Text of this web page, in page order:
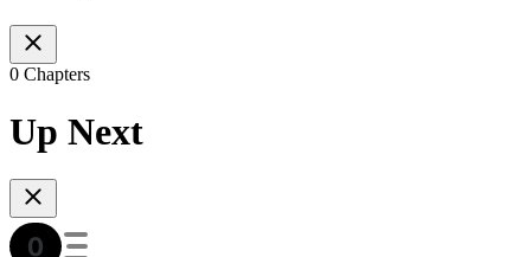
0 Chapters
Up Next